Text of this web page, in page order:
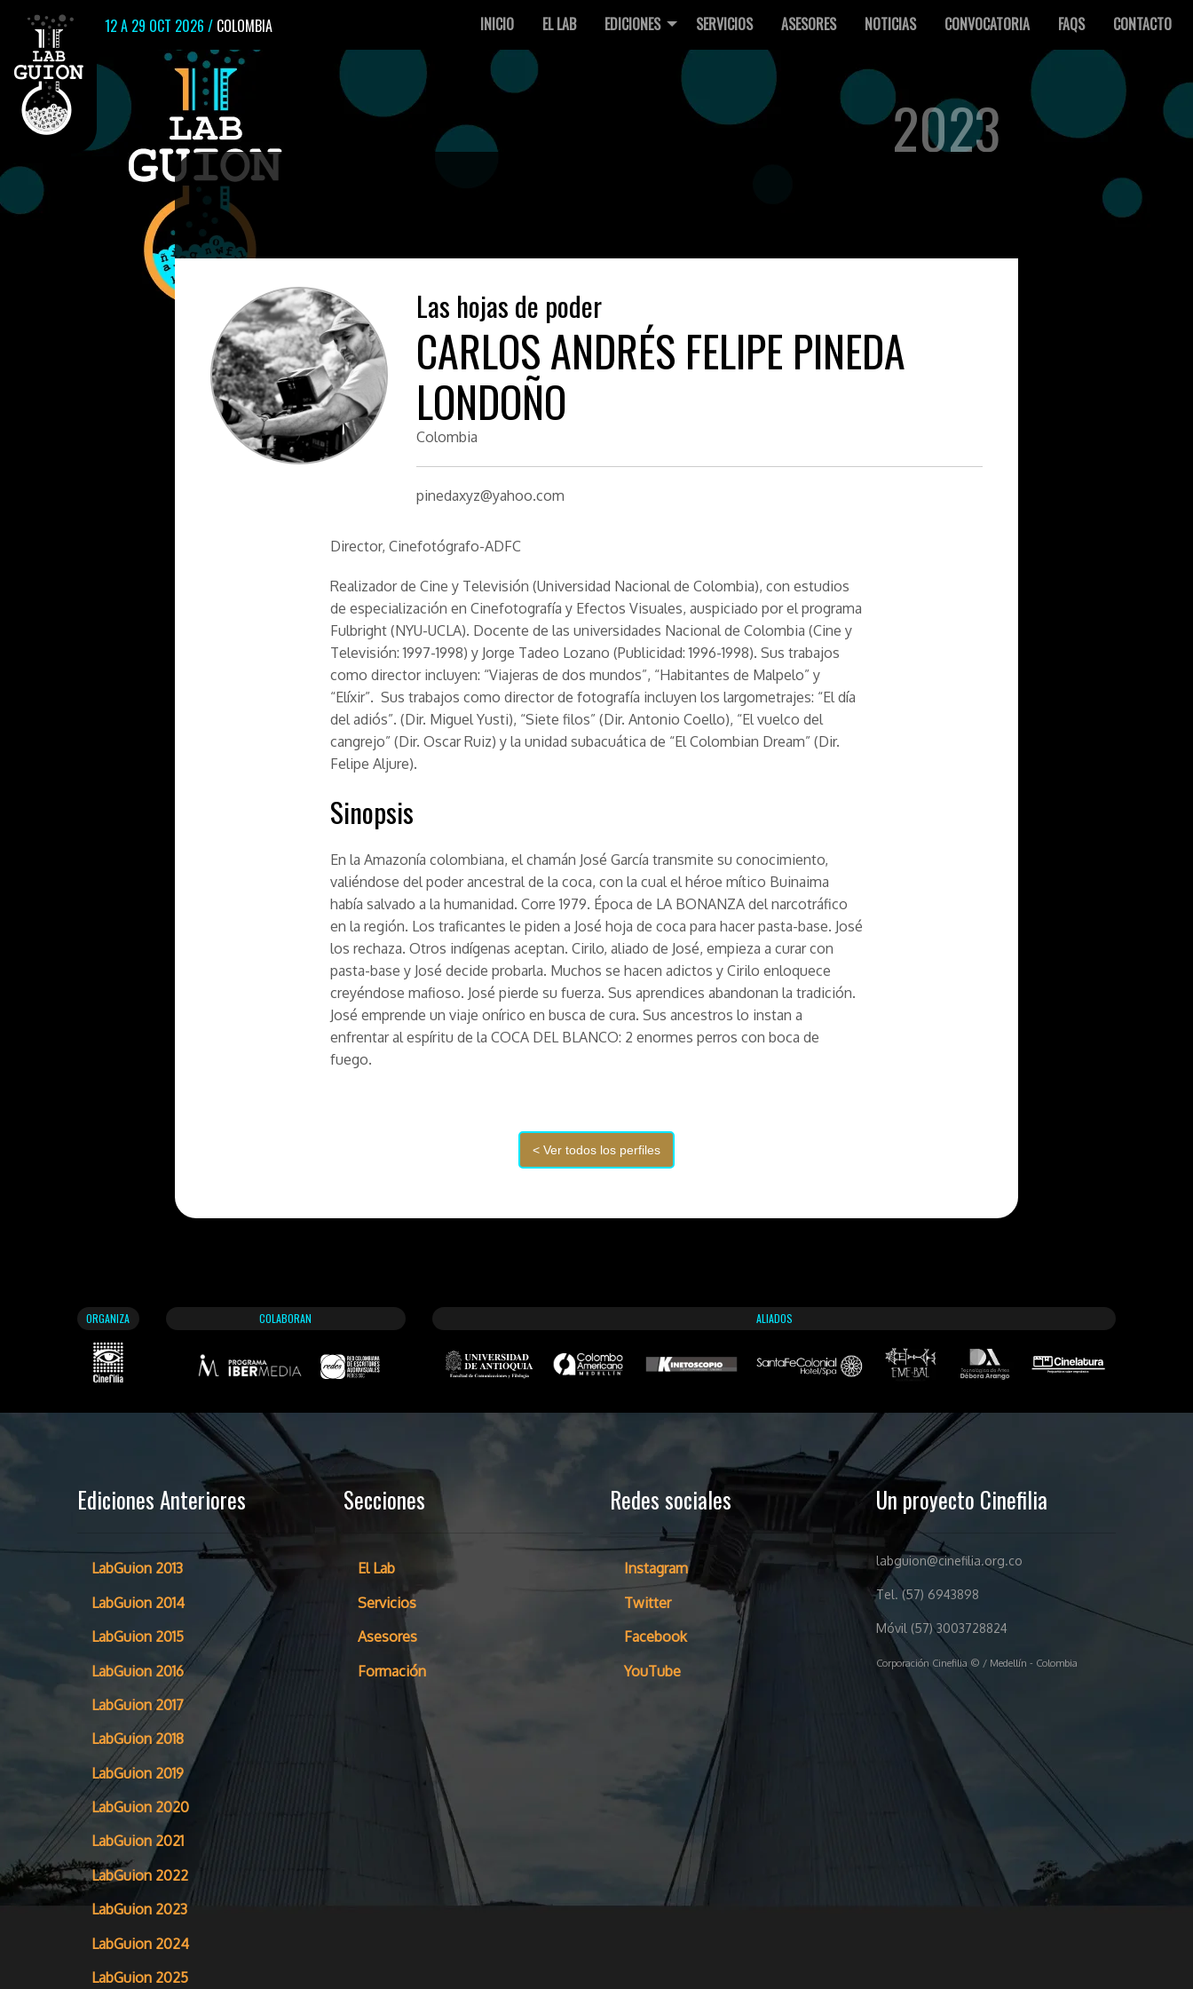
12 A 29 OCT 2026 / COLOMBIA INICIO EL LAB EDICIONES SERVICIOS ASESORES NOTICIAS CONVOCATORIA FAQS CONTACTO
2023
Las hojas de poder
CARLOS ANDRÉS FELIPE PINEDA
LONDOÑO
Colombia
pinedaxyz@yahoo.com
Director, Cinefotógrafo-ADFC
Realizador de Cine y Televisión (Universidad Nacional de Colombia), con estudios
de especialización en Cinefotografía y Efectos Visuales, auspiciado por el programa
Fulbright (NYU-UCLA). Docente de las universidades Nacional de Colombia (Cine y
Televisión: 1997-1998) y Jorge Tadeo Lozano (Publicidad: 1996-1998). Sus trabajos
como director incluyen: “Viajeras de dos mundos”, “Habitantes de Malpelo” y
“Elíxir”. Sus trabajos como director de fotografía incluyen los largometrajes: “El día
del adiós”. (Dir. Miguel Yusti), “Siete filos” (Dir. Antonio Coello), “El vuelco del
cangrejo” (Dir. Oscar Ruiz) y la unidad subacuática de “El Colombian Dream” (Dir.
Felipe Aljure).
Sinopsis
En la Amazonía colombiana, el chamán José García transmite su conocimiento,
valiéndose del poder ancestral de la coca, con la cual el héroe mítico Buinaima
había salvado a la humanidad. Corre 1979. Época de LA BONANZA del narcotráfico
en la región. Los traficantes le piden a José hoja de coca para hacer pasta-base. José
los rechaza. Otros indígenas aceptan. Cirilo, aliado de José, empieza a curar con
pasta-base y José decide probarla. Muchos se hacen adictos y Cirilo enloquece
creyéndose mafioso. José pierde su fuerza. Sus aprendices abandonan la tradición.
José emprende un viaje onírico en busca de cura. Sus ancestros lo instan a
enfrentar al espíritu de la COCA DEL BLANCO: 2 enormes perros con boca de
fuego.
ORGANIZA COLABORAN ALIADOS
Ediciones Anteriores
LabGuion 2013
LabGuion 2014
LabGuion 2015
LabGuion 2016
LabGuion 2017
LabGuion 2018
LabGuion 2019
LabGuion 2020
LabGuion 2021
LabGuion 2022
LabGuion 2023
LabGuion 2024
LabGuion 2025
Secciones
El Lab
Servicios
Asesores
Formación
Redes sociales
Instagram
Twitter
Facebook
YouTube
Un proyecto Cinefilia
labguion@cinefilia.org.co
Tel. (57) 6943898
Móvil (57) 3003728824
Corporación Cinefilia © / Medellín - Colombia